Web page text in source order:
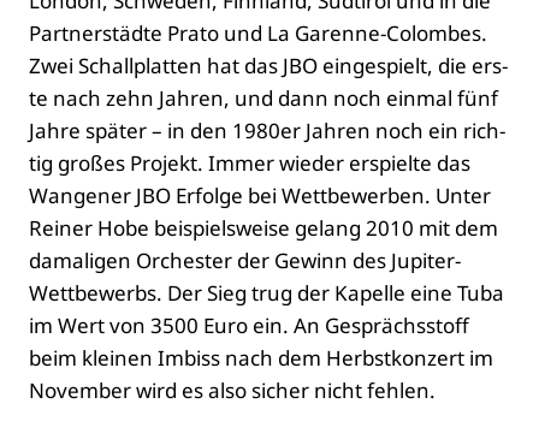
Part­ner­städ­te Pra­to und La Garen­ne-Colom­bes.
Zwei Schall­plat­ten hat das JBO ein­ge­spielt, die ers­
te nach zehn Jah­ren, und dann noch ein­mal fünf
Jah­re spä­ter – in den 1980er Jah­ren noch ein rich­
tig gro­ßes Pro­jekt. Immer wie­der erspiel­te das
Wan­ge­ner JBO Erfol­ge bei Wett­be­wer­ben. Unter
Rei­ner Hobe bei­spiels­wei­se gelang 2010 mit dem
dama­li­gen Orches­ter der Gewinn des Jupi­ter-
Wett­be­werbs. Der Sieg trug der Kapel­le eine Tuba
im Wert von 3500 Euro ein. An Gesprächs­stoff
beim klei­nen Imbiss nach dem Herbst­kon­zert im
Novem­ber wird es also sicher nicht feh­len.